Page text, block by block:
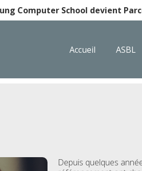
Computer School devient
Accueil ASBL
Depuis quelques